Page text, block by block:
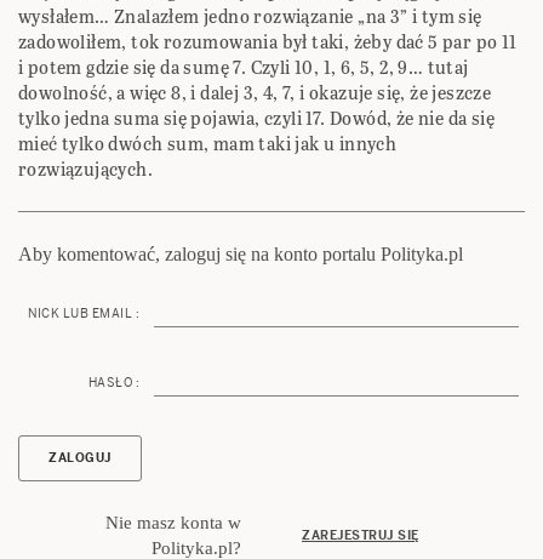
wysłałem… Znalazłem jedno rozwiązanie „na 3” i tym się
zadowoliłem, tok rozumowania był taki, żeby dać 5 par po 11
i potem gdzie się da sumę 7. Czyli 10, 1, 6, 5, 2, 9… tutaj
dowolność, a więc 8, i dalej 3, 4, 7, i okazuje się, że jeszcze
tylko jedna suma się pojawia, czyli 17. Dowód, że nie da się
mieć tylko dwóch sum, mam taki jak u innych
rozwiązujących.
Aby komentować, zaloguj się na konto portalu Polityka.pl
NICK LUB EMAIL :
HASŁO :
Nie masz konta w
Polityka.pl?
ZAREJESTRUJ SIĘ